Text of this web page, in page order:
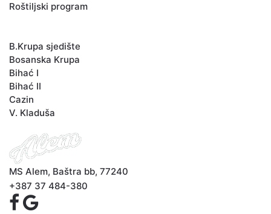
Roštiljski program
B.Krupa sjedište
Bosanska Krupa
Bihać I
Bihać II
Cazin
V. Kladuša
MS Alem, Baštra bb, 77240
+387 37 484-380